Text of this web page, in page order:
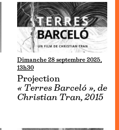
Dimanche 28 septembre 2025,
13h30
Projection
« Terres Barceló », de
Christian Tran, 2015